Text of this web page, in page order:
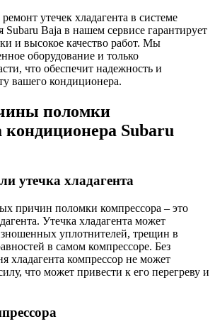
утечек хладагента в системе
Baja в нашем сервисе гарантирует
и высокое качество работ. Мы
оборудование и только
что обеспечит надежность и
вашего кондиционера.
поломки
кондиционера Subaru
утечка хладагента
причин поломки компрессора – это
Утечка хладагента может
уплотнителей, трещин в
в самом компрессоре. Без
хладагента компрессор не может
что может привести к его перегреву и